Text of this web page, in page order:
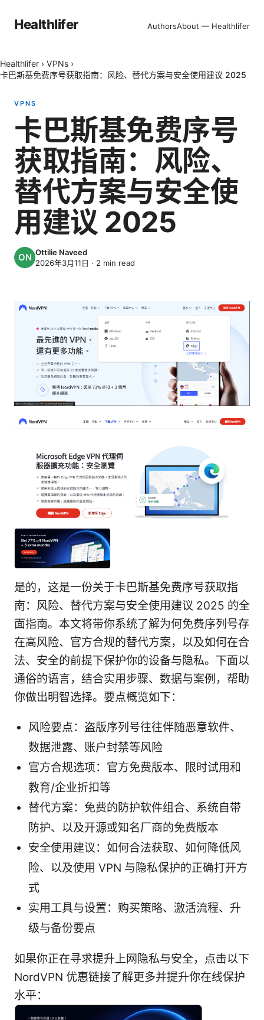
Healthlifer AuthorsAbout — Healthlifer
Healthlifer › VPNs ›
卡巴斯基免费序号获取指南：风险、替代方案与安全使用建议 2025
VPNS
卡巴斯基免费序号
获取指南：风险、
替代方案与安全使
用建议 2025
Ottilie Naveed
2026年3月11日 · 2 min read
是的，这是一份关于卡巴斯基免费序号获取指
南：风险、替代方案与安全使用建议 2025 的全
面指南。本文将带你系统了解为何免费序列号存
在高风险、官方合规的替代方案，以及如何在合
法、安全的前提下保护你的设备与隐私。下面以
通俗的语言，结合实用步骤、数据与案例，帮助
你做出明智选择。要点概览如下：
风险要点：盗版序列号往往伴随恶意软件、
数据泄露、账户封禁等风险
官方合规选项：官方免费版本、限时试用和
教育/企业折扣等
替代方案：免费的防护软件组合、系统自带
防护、以及开源或知名厂商的免费版本
安全使用建议：如何合法获取、如何降低风
险、以及使用 VPN 与隐私保护的正确打开方
式
实用工具与设置：购买策略、激活流程、升
级与备份要点
如果你正在寻求提升上网隐私与安全，点击以下
NordVPN 优惠链接了解更多并提升你在线保护
水平：